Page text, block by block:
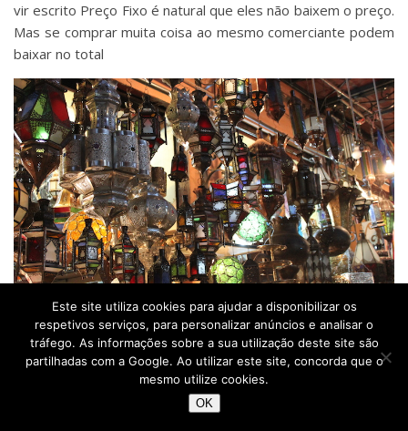
vir escrito Preço Fixo é natural que eles não baixem o preço.
Mas se comprar muita coisa ao mesmo comerciante podem
baixar no total
Souks de Marraquexe
Se vir que tem ali pessoa para negociar ofereça o que achar
justo e mantenha-se fiel. Pode ser que consiga bons
Este site utiliza cookies para ajudar a disponibilizar os
respetivos serviços, para personalizar anúncios e analisar o
tráfego. As informações sobre a sua utilização deste site são
partilhadas com a Google. Ao utilizar este site, concorda que o
mesmo utilize cookies.
OK